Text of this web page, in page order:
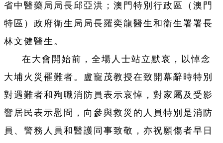
省中醫藥局局長邱亞洪；澳門特別行政區（澳門
特區）政府衛生局局長羅奕龍醫生和衞生署署長
林文健醫生。
在大會開始前，全場人士站立默哀，以悼念
大埔火災罹難者。盧寵茂教授在致開幕辭時特別
對遇難者和殉職消防員表示哀悼，對家屬及受影
響居民表示慰問，向參與救災的人員特別是消防
員、警務人員和醫護同事致敬，亦祝願傷者早日